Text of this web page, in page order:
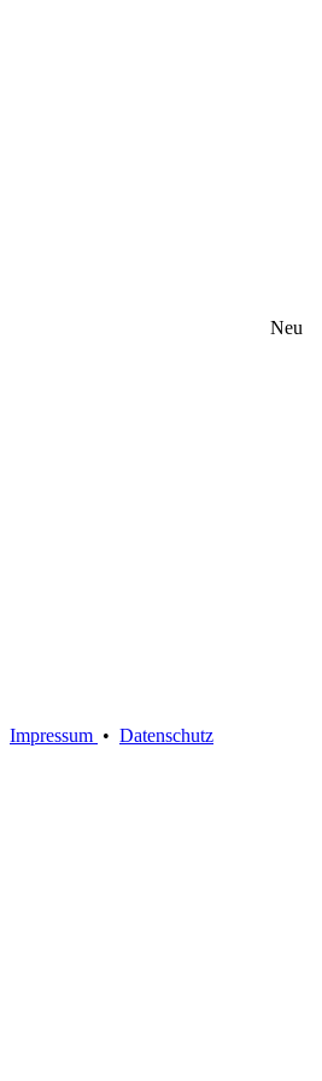
Neu
Impressum • Datenschutz